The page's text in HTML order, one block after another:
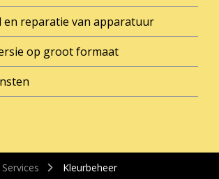
en reparatie van apparatuur
op groot formaat
Kleurbeheer